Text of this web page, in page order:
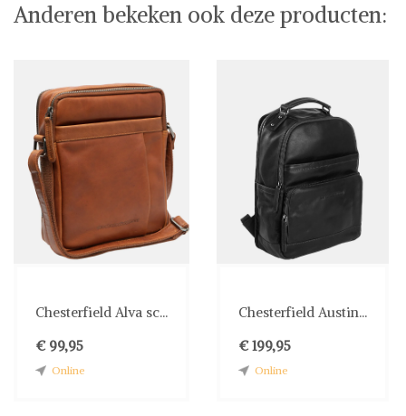
Anderen bekeken ook deze producten:
Chesterfield Alva sc...
€ 99,95
Online
Chesterfield Austin...
€ 199,95
Online